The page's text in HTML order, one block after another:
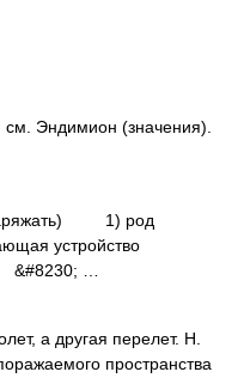
Эндимион (значения).
1) род
устройство
&#8230; …
а другая перелет. Н.
пространства